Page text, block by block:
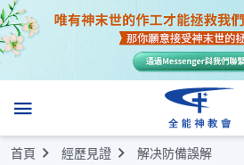
首頁 經歷見證 解决防備誤解